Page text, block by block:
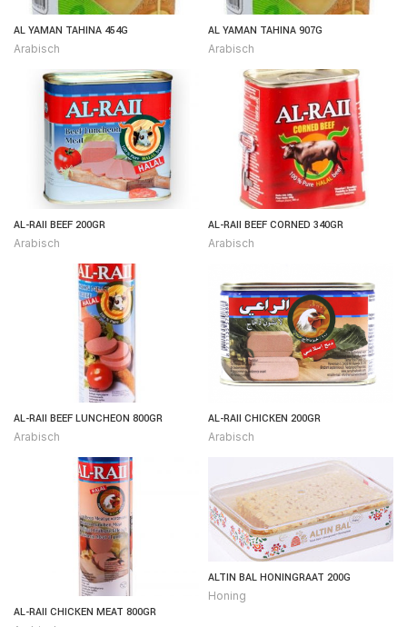
AL YAMAN TAHINA 454G
Arabisch
AL YAMAN TAHINA 907G
Arabisch
AL-RAII BEEF 200GR
Arabisch
AL-RAII BEEF CORNED 340GR
Arabisch
AL-RAII BEEF LUNCHEON 800GR
Arabisch
AL-RAII CHICKEN 200GR
Arabisch
AL-RAII CHICKEN MEAT 800GR
ALTIN BAL HONINGRAAT 200G
Honing